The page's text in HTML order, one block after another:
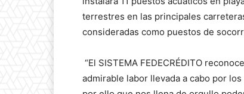
terrestres en las principales
consideradas como puestos de
“El SISTEMA FEDECRÉDITO
admirable labor llevada a cabo por